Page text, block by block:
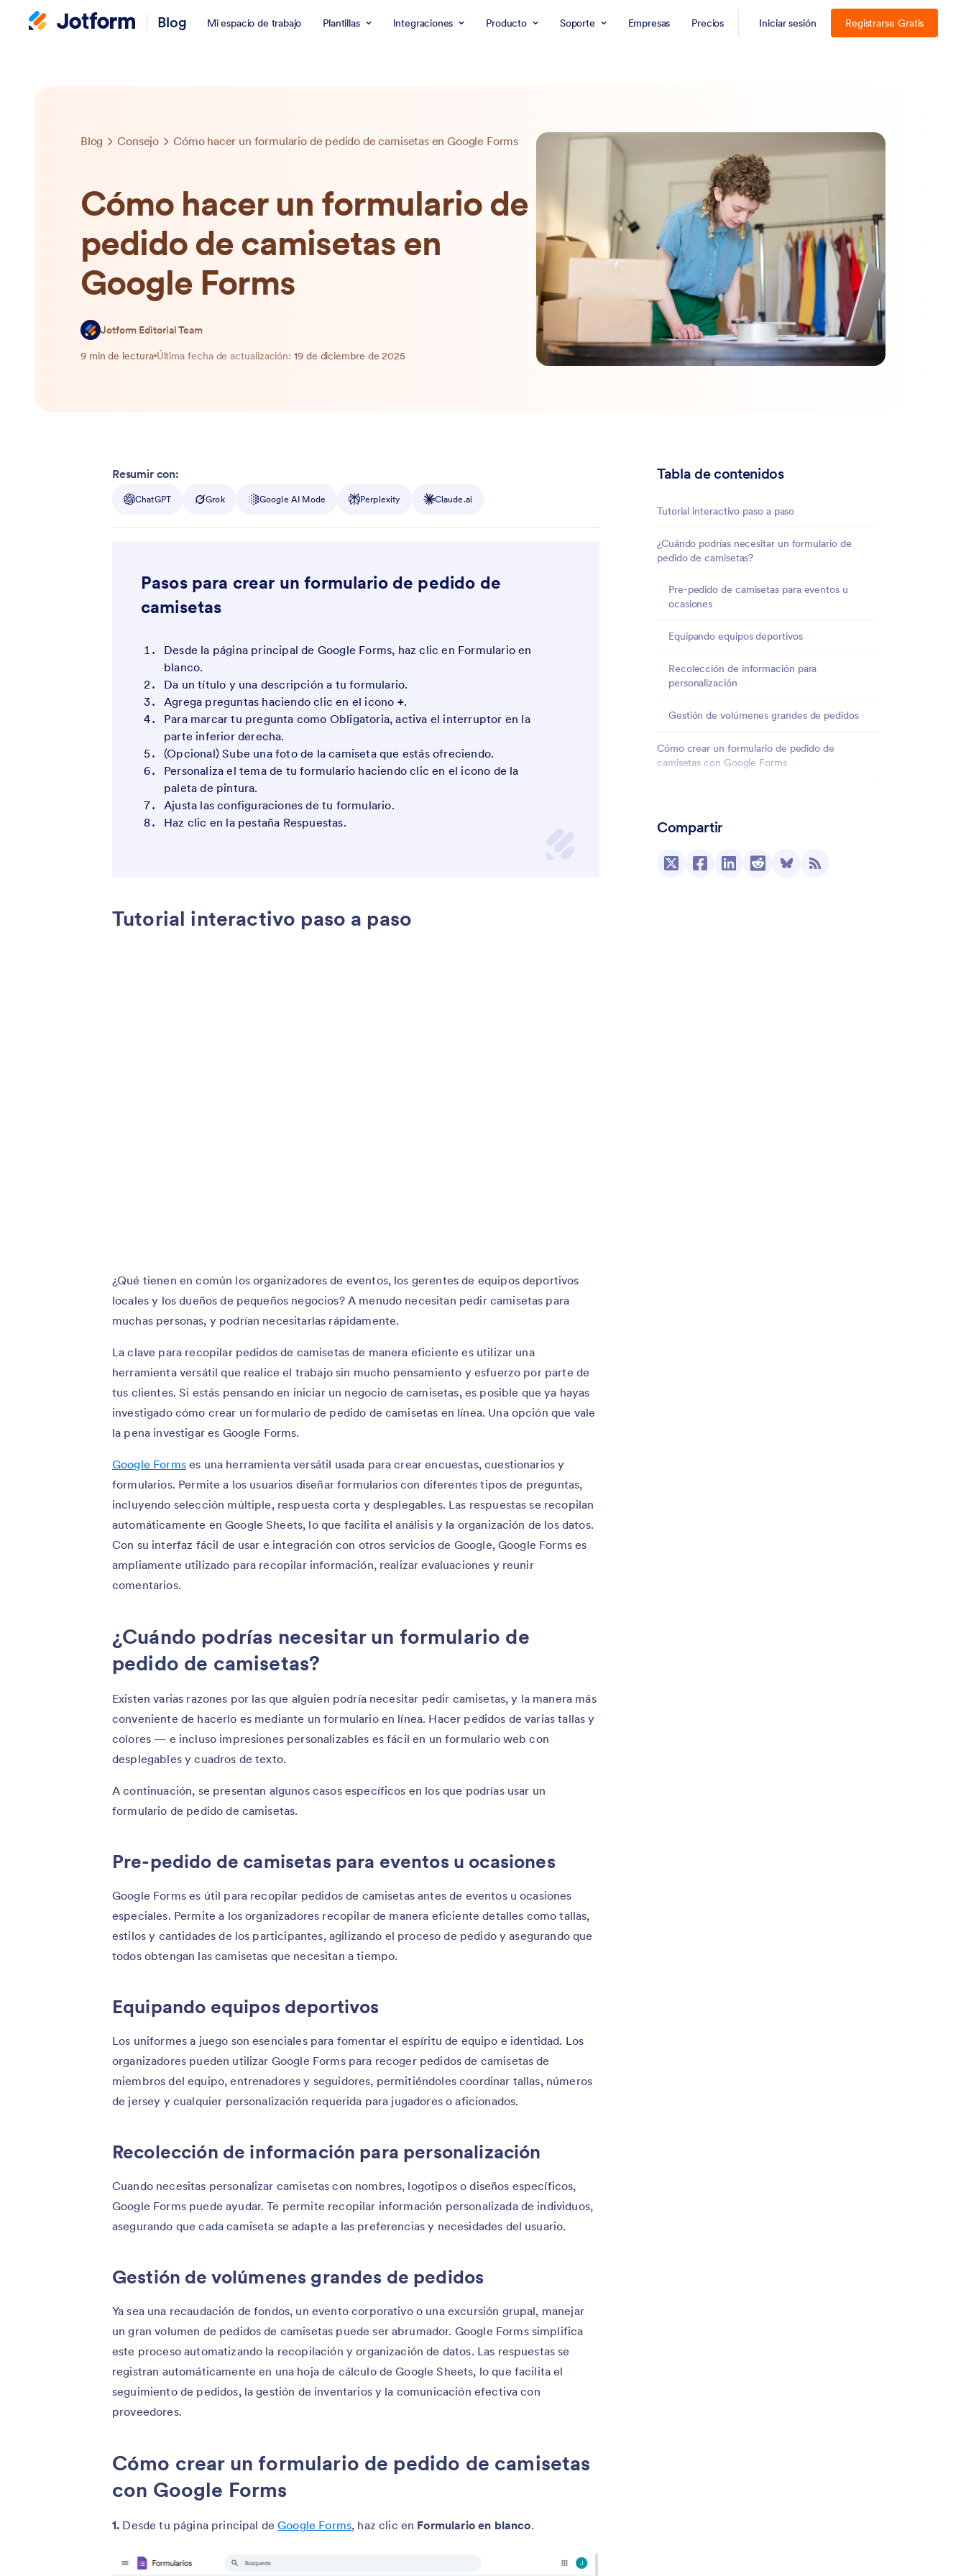
Blog Mi espacio de trabajo Plantillas Integraciones Producto Soporte Empresas Precios Iniciar sesión Registrarse Gratis
Blog Consejo Cómo hacer un formulario de pedido de camisetas en Google Forms
Cómo hacer un formulario de
pedido de camisetas en
Google Forms
Jotform Editorial Team
9 min de lectura Última fecha de actualización: 19 de diciembre de 2025
Tabla de contenidos
Tutorial interactivo paso a paso
¿Cuándo podrías necesitar un formulario de
pedido de camisetas?
Pre-pedido de camisetas para eventos u
ocasiones
Equipando equipos deportivos
Recolección de información para
personalización
Gestión de volúmenes grandes de pedidos
Cómo crear un formulario de pedido de
camisetas con Google Forms
camisetas con Jotform
Compartir
Resumir con:
ChatGPT Grok Google AI Mode Perplexity Claude.ai
Pasos para crear un formulario de pedido de
camisetas
Desde la página principal de Google Forms, haz clic en Formulario en
blanco.
Da un título y una descripción a tu formulario.
Agrega preguntas haciendo clic en el icono +.
Para marcar tu pregunta como Obligatoria, activa el interruptor en la
parte inferior derecha.
(Opcional) Sube una foto de la camiseta que estás ofreciendo.
Personaliza el tema de tu formulario haciendo clic en el icono de la
paleta de pintura.
Ajusta las configuraciones de tu formulario.
Haz clic en la pestaña Respuestas.
Tutorial interactivo paso a paso
¿Qué tienen en común los organizadores de eventos, los gerentes de equipos deportivos
locales y los dueños de pequeños negocios? A menudo necesitan pedir camisetas para
muchas personas, y podrían necesitarlas rápidamente.
La clave para recopilar pedidos de camisetas de manera eficiente es utilizar una
herramienta versátil que realice el trabajo sin mucho pensamiento y esfuerzo por parte de
tus clientes. Si estás pensando en iniciar un negocio de camisetas, es posible que ya hayas
investigado cómo crear un formulario de pedido de camisetas en línea. Una opción que vale
la pena investigar es Google Forms.
Google Formses una herramienta versátil usada para crear encuestas, cuestionarios y
formularios. Permite a los usuarios diseñar formularios con diferentes tipos de preguntas,
incluyendo selección múltiple, respuesta corta y desplegables. Las respuestas se recopilan
automáticamente en Google Sheets, lo que facilita el análisis y la organización de los datos.
Con su interfaz fácil de usar e integración con otros servicios de Google, Google Forms es
ampliamente utilizado para recopilar información, realizar evaluaciones y reunir
comentarios.
¿Cuándo podrías necesitar un formulario de
pedido de camisetas?
Existen varias razones por las que alguien podría necesitar pedir camisetas, y la manera más
conveniente de hacerlo es mediante un formulario en línea. Hacer pedidos de varias tallas y
colores — e incluso impresiones personalizables es fácil en un formulario web con
desplegables y cuadros de texto.
A continuación, se presentan algunos casos específicos en los que podrías usar un
formulario de pedido de camisetas.
Pre-pedido de camisetas para eventos u ocasiones
Google Forms es útil para recopilar pedidos de camisetas antes de eventos u ocasiones
especiales. Permite a los organizadores recopilar de manera eficiente detalles como tallas,
estilos y cantidades de los participantes, agilizando el proceso de pedido y asegurando que
todos obtengan las camisetas que necesitan a tiempo.
Equipando equipos deportivos
Los uniformes a juego son esenciales para fomentar el espíritu de equipo e identidad. Los
organizadores pueden utilizar Google Forms para recoger pedidos de camisetas de
miembros del equipo, entrenadores y seguidores, permitiéndoles coordinar tallas, números
de jersey y cualquier personalización requerida para jugadores o aficionados.
Recolección de información para personalización
Cuando necesitas personalizar camisetas con nombres, logotipos o diseños específicos,
Google Forms puede ayudar. Te permite recopilar información personalizada de individuos,
asegurando que cada camiseta se adapte a las preferencias y necesidades del usuario.
Gestión de volúmenes grandes de pedidos
Ya sea una recaudación de fondos, un evento corporativo o una excursión grupal, manejar
un gran volumen de pedidos de camisetas puede ser abrumador. Google Forms simplifica
este proceso automatizando la recopilación y organización de datos. Las respuestas se
registran automáticamente en una hoja de cálculo de Google Sheets, lo que facilita el
seguimiento de pedidos, la gestión de inventarios y la comunicación efectiva con
proveedores.
Cómo crear un formulario de pedido de camisetas
con Google Forms
1. Desde tu página principal deGoogle Forms, haz clic en Formulario en blanco.